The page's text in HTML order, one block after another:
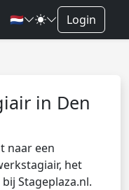
🇳🇱 Login
in Den
naar een
het
Stageplaza.nl.